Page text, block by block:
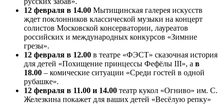
12 февраля в 14.00 Мытищинская галерея искусств
ждет поклонников классической музыки на концерт
солистов Московской консерватории, лауреатов
российских и международных конкурсов «Зимние
грезы».
12 февраля в 12.00 в театре «ФЭСТ» сказочная история
для детей «Похищение принцессы Фефёлы III», а в
18.00 – комические ситуации «Среди гостей в одной
рубашке».
12 февраля в 11.00 и 14.00 театр кукол «Огниво» им. С.
Железкина покажет для ваших детей «Весёлую репку»